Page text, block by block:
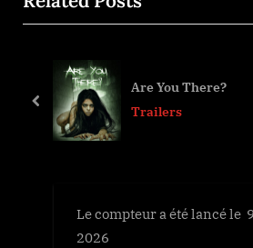
l’article
v
u
Are You There?
Trailers
prev
Le compteur a été lancé le
2026